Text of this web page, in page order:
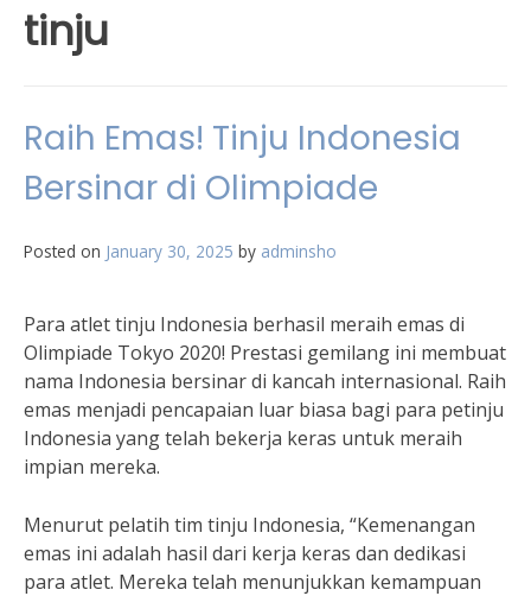
tinju
Raih Emas! Tinju Indonesia
Bersinar di Olimpiade
Posted on January 30, 2025 by adminsho
Para atlet tinju Indonesia berhasil meraih emas di
Olimpiade Tokyo 2020! Prestasi gemilang ini membuat
nama Indonesia bersinar di kancah internasional. Raih
emas menjadi pencapaian luar biasa bagi para petinju
Indonesia yang telah bekerja keras untuk meraih
impian mereka.
Menurut pelatih tim tinju Indonesia, “Kemenangan
emas ini adalah hasil dari kerja keras dan dedikasi
para atlet. Mereka telah menunjukkan kemampuan